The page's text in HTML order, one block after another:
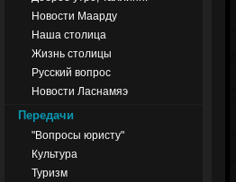
Новости Маарду
Наша столица
Жизнь столицы
Русский вопрос
Новости Ласнамяэ
Передачи
"Вопросы юристу"
Культура
Туризм